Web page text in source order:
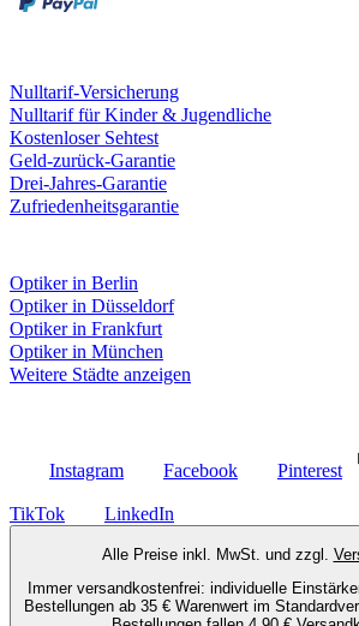
Nulltarif-Versicherung
Nulltarif für Kinder & Jugendliche
Kostenloser Sehtest
Geld-zurück-Garantie
Drei-Jahres-Garantie
Zufriedenheitsgarantie
Optiker in Berlin
Optiker in Düsseldorf
Optiker in Frankfurt
Optiker in München
Weitere Städte anzeigen
Instagram Facebook Pinterest
TikTok LinkedIn
Alle Preise inkl. MwSt. und zzgl.
Immer versandkostenfrei: individuelle
Bestellungen ab 35 € Warenwert im